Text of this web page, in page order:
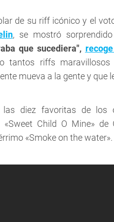
de su riff icónico y el
, se mostró
que sucediera",
tantos riffs
mueva a la gente y que
las diez favoritas de los
Child O Mine» de
«Smoke on the water».